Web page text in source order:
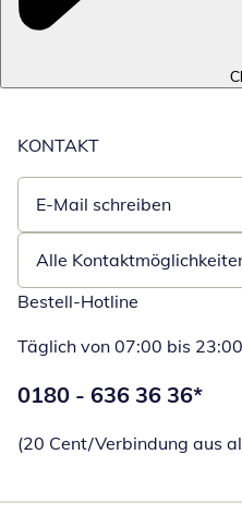
KONTAKT
E-Mail schreiben
Öffnet E-Mail-Client
Alle
Bestell-Hotline
Täglich von 07:00 bis
Telefonnummer:
0180 - 636 36 36*
(20 Cent/Verbindung aus